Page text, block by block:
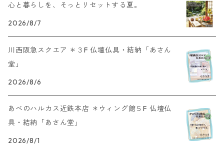
心と暮らしを、そっとリセットする夏。
2026/8/7
川西阪急スクエア ＊３F 仏壇仏具・結納「あさん
堂」
2026/8/6
あべのハルカス近鉄本店 ＊ウィング館５F 仏壇仏
具・結納「あさん堂」
2026/8/1